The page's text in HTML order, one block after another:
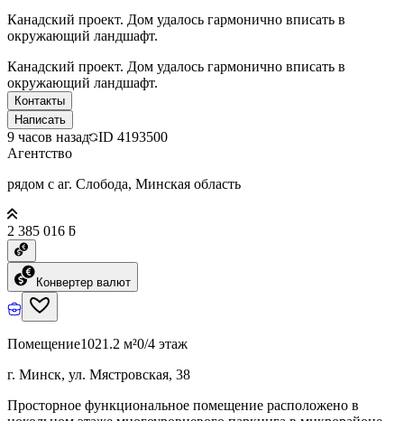
Канадский проект. Дом удалось гармонично вписать в
окружающий ландшафт.
Канадский проект. Дом удалось гармонично вписать в
окружающий ландшафт.
Контакты
Написать
9 часов назад ID 4193500
Агентство
рядом с аг. Слобода, Минская область
2 385 016 ƃ
Конвертер валют
Помещение1021.2 м²0/4 этаж
г. Минск, ул. Мястровская, 38
Просторное функциональное помещение расположено в